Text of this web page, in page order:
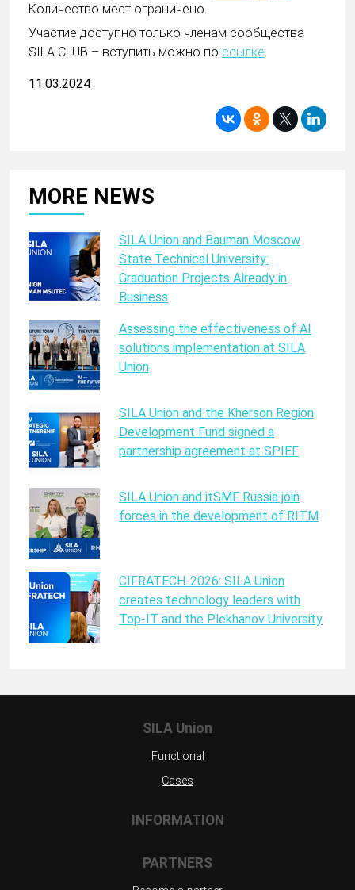
Количество мест ограничено.
Участие доступно только членам сообщества
SILA CLUB – вступить можно по ссылке.
11.03.2024
MORE NEWS
SILA Union and Bauman Moscow
State Technical University:
Graduation Projects Already in
Business
Assessing the effectiveness of AI
solutions implementation at SILA
Union
SILA Union and the Kherson Region
Development Fund signed a
partnership agreement at SPIEF
SILA Union and itSMF Russia join
forces in the development of RITM
CIFRATECH-2026: SILA Union
creates technology leaders with
Top-IT and the Plekhanov University
SILA Union
Functional
Cases
INFORMATION
PARTNERS